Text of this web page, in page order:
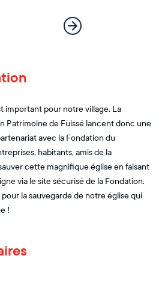
important pour notre village. La
Patrimoine de Fuissé lancent donc une
avec la Fondation du
habitants, amis de la
cette magnifique église en faisant
via le site sécurisé de la Fondation.
la sauvegarde de notre église qui
!